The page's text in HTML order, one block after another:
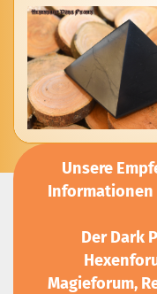
Unsere
Informationen
Der Dark
Magieforum,